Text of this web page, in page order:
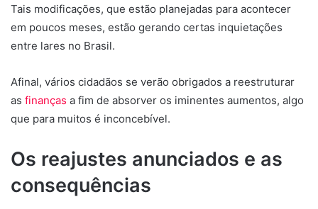
Tais modificações, que estão planejadas para acontecer
em poucos meses, estão gerando certas inquietações
entre lares no Brasil.
Afinal, vários cidadãos se verão obrigados a reestruturar
as finanças a fim de absorver os iminentes aumentos, algo
que para muitos é inconcebível.
Os reajustes anunciados e as
consequências